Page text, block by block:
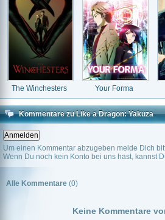
The Winchesters Your Forma
Kommentare zu Like a Dragon: Yakuza
Um einen Kommentar abzugeben melde Dich
Wenn Du noch kein Konto bei uns hast, kannst
Alle Kommentare (0)
Keine Kommentare